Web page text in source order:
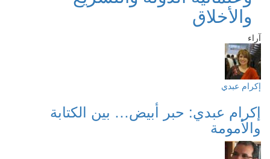
والأخلاق
آراء
إكرام عبدي
إكرام عبدي: حبر أبيض… بين الكتابة
والأمومة